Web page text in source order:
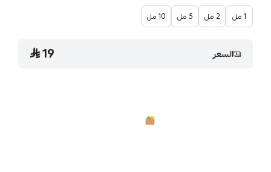
1 مل 2 مل 5 مل 10 مل
السعر 19